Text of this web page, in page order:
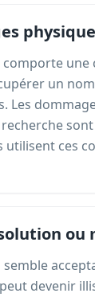
comporte
un
Les
utilisent ces
ou
devenir